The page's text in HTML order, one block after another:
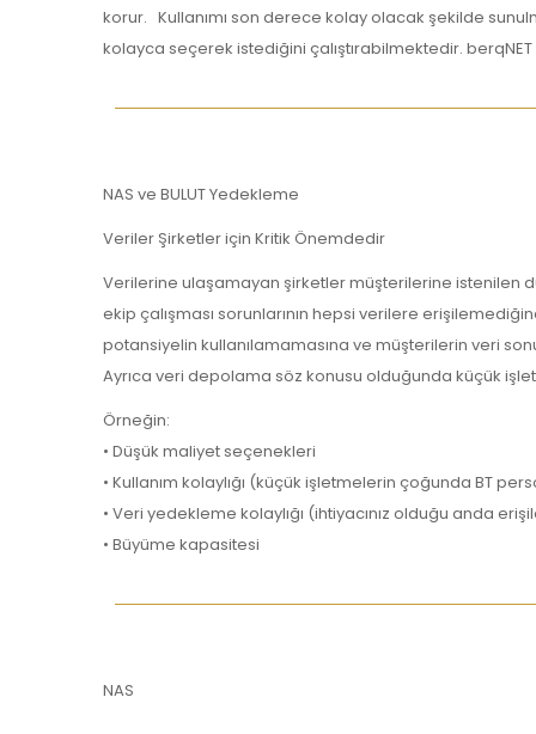
korur. Kullanımı son derece kolay olacak şekilde
kolayca seçerek istediğini çalıştırabilmektedir. berqNET
NAS ve BULUT Yedekleme
Veriler Şirketler için Kritik Önemdedir
Verilerine ulaşamayan şirketler müşterilerine istenilen
ekip çalışması sorunlarının hepsi verilere
potansiyelin kullanılamamasına ve müşterilerin veri
Ayrıca veri depolama söz konusu olduğunda küçük
Örneğin:
• Düşük maliyet seçenekleri
• Kullanım kolaylığı (küçük işletmelerin çoğunda BT
• Veri yedekleme kolaylığı (ihtiyacınız olduğu anda
• Büyüme kapasitesi
NAS